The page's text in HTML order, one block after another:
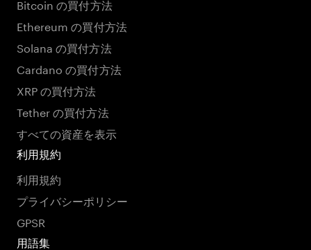
Bitcoin の買付方法
Ethereum の買付方法
Solana の買付方法
Cardano の買付方法
XRP の買付方法
Tether の買付方法
すべての資産を表示
利用規約
利用規約
プライバシーポリシー
GPSR
用語集